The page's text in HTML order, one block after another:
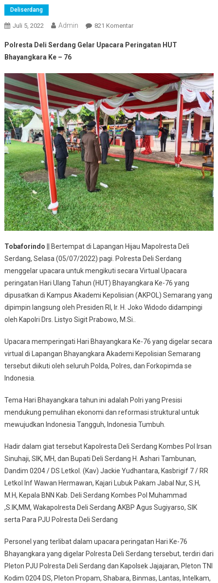
Deliserdang
Juli 5, 2022 Admin 821 KomentarPada
Deli
Upacara
Peringatan
HUT
Bhayangkara
Ke
–
76
Polresta Deli Serdang Gelar Upacara Peringatan HUT
Bhayangkara Ke – 76
Tobaforindo || Bertempat di Lapangan Hijau Mapolresta Deli
Serdang, Selasa (05/07/2022) pagi. Polresta Deli Serdang
menggelar upacara untuk mengikuti secara Virtual Upacara
peringatan Hari Ulang Tahun (HUT) Bhayangkara Ke-76 yang
dipusatkan di Kampus Akademi Kepolisian (AKPOL) Semarang yang
dipimpin langsung oleh Presiden RI, Ir. H. Joko Widodo didampingi
oleh Kapolri Drs. Listyo Sigit Prabowo, M.Si..
Upacara memperingati Hari Bhayangkara Ke-76 yang digelar secara
virtual di Lapangan Bhayangkara Akademi Kepolisian Semarang
tersebut diikuti oleh seluruh Polda, Polres, dan Forkopimda se
Indonesia.
Tema Hari Bhayangkara tahun ini adalah Polri yang Presisi
mendukung pemulihan ekonomi dan reformasi struktural untuk
mewujudkan Indonesia Tangguh, Indonesia Tumbuh.
Hadir dalam giat tersebut Kapolresta Deli Serdang Kombes Pol Irsan
Sinuhaji, SIK, MH, dan Bupati Deli Serdang H. Ashari Tambunan,
Dandim 0204 / DS Letkol. (Kav) Jackie Yudhantara, Kasbrigif 7 / RR
Letkol Inf Wawan Hermawan, Kajari Lubuk Pakam Jabal Nur, S.H,
M.H, Kepala BNN Kab. Deli Serdang Kombes Pol Muhammad
,S.IK,MM, Wakapolresta Deli Serdang AKBP Agus Sugiyarso, SIK
serta Para PJU Polresta Deli Serdang
Personel yang terlibat dalam upacara peringatan Hari Ke-76
Bhayangkara yang digelar Polresta Deli Serdang tersebut, terdiri dari
Pleton PJU Polresta Deli Serdang dan Kapolsek Jajajaran, Pleton TNI
Kodim 0204 DS, Pleton Propam, Shabara, Binmas, Lantas, Intelkam,